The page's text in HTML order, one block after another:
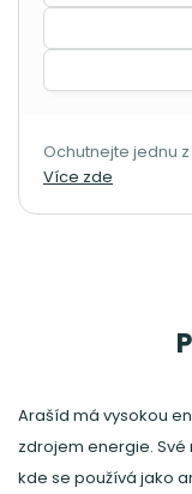
Ochutnejte jednu
Více zde
Arašíd má vysokou
zdrojem energie.
kde se používá jako